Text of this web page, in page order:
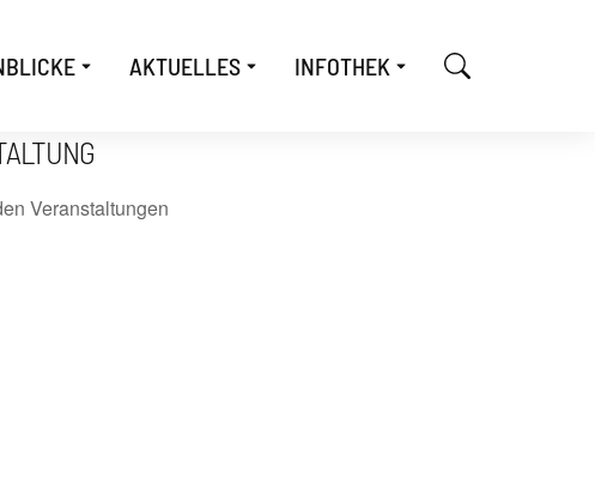
AKTUELLES INFOTHEK
Veranstaltungen